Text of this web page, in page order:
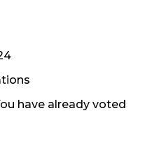
have already voted